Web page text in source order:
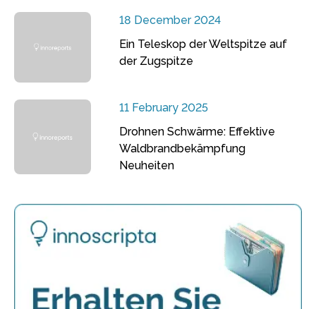
18 December 2024
Ein Teleskop der Weltspitze auf
der Zugspitze
11 February 2025
Drohnen Schwärme: Effektive
Waldbrandbekämpfung
Neuheiten